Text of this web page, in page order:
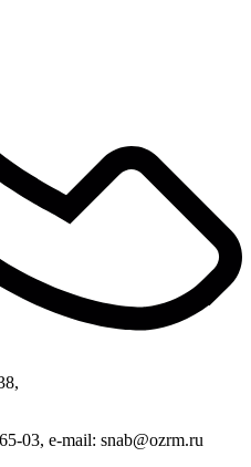
03, e-mail: snab@ozrm.ru